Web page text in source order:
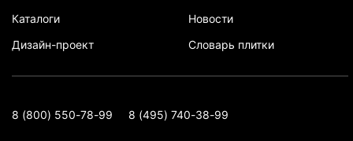
Каталоги
Дизайн-проект
Новости
Словарь плитки
8 (800) 550-78-99 8 (495) 740-38-99